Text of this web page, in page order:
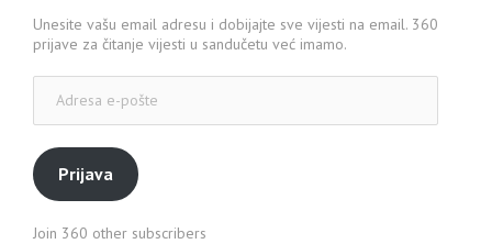
Unesite vašu email adresu i dobijajte sve vijesti na email. 360
prijave za čitanje vijesti u sandučetu već imamo.
pošte
Prijava
Join 360 other subscribers